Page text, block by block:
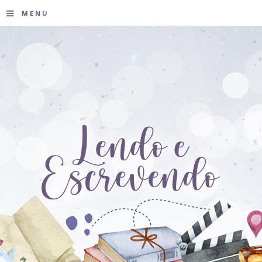
≡ MENU